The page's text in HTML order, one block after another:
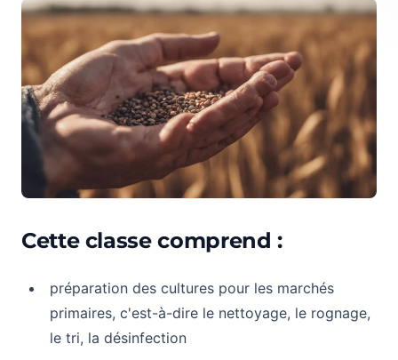
Cette classe comprend :
préparation des cultures pour les marchés
primaires, c'est-à-dire le nettoyage, le rognage,
le tri, la désinfection